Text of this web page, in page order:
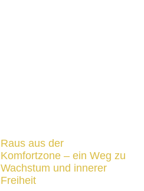
Raus aus der
Komfortzone – ein Weg zu
Wachstum und innerer
Freiheit